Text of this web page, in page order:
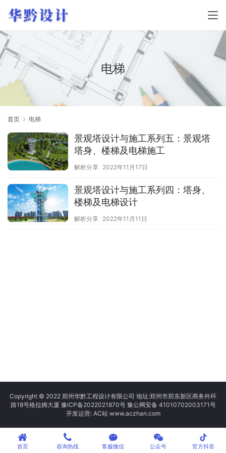
电梯
首页 电梯
景观塔设计与施工系列五：景观塔
塔身、楼梯及电梯施工
解析分享 2022年11月17日
景观塔设计与施工系列四：塔身、
楼梯及电梯设计
解析分享 2022年11月11日
Copyright © 2022 郑州华黔工程设计有限公司 地址:郑州市郑东新区商务外环
路18号格拉姆大厦 豫ICP备2022021870号 豫公网安备 41010702003171号
开发运营: AC站 www.aczhan.com
首页 咨询热线 客服微信 公众号
tiktok
官方抖音